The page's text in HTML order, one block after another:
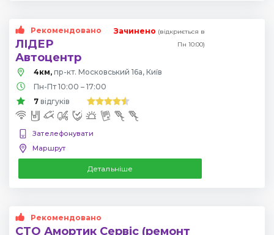
Рекомендовано
ЛІДЕР
Автоцентр
Зачинено (відкриється в
Пн 10:00)
4км, пр-кт. Московський 16а, Київ
Пн-Пт 10:00 – 17:00
7 відгуків
Зателефонувати
Маршрут
Детальніше
Рекомендовано
СТО Амортик Сервіс (ремонт